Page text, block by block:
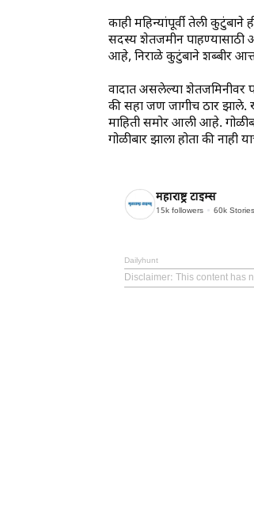
काही महिन्यांपूर्वी तेली
सदस्य शेतजमीन पाहण्यासाठी
आहे, निराळे कुटुंबाने शब्बीर
वादात असलेल्या शेतजमिनीवर
की सहा जण जागीच ठार झाले.
माहिती समोर आली आहे.
गोळीबार झाला होता की नाही
महाराष्ट्र टाइम्स
15k followers 60k Stories
Dailyhunt
Disclaimer: This content has